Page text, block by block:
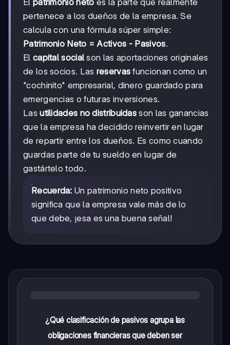
El patrimonio neto es la parte que realmente
pertenece a los dueños de la empresa. Se
calcula con una fórmula súper simple:
Patrimonio Neto = Activos - Pasivos.
El capital social son las aportaciones originales
de los socios. Las reservas funcionan como un
"cochinito" empresarial, dinero guardado para
emergencias o futuras inversiones.
Lasutilidades no distribuidas son las ganancias
que la empresa ha decidido reinvertir en lugar
de repartir entre los dueños. Es como cuando
guardas parte de tu sueldo en lugar de
gastártelo todo.
Recuerda: Un patrimonio neto positivo
significa que la empresa vale más de lo
que debe, ¡esa es una buena señal!
¿Qué clasificación de pasivos agrupa las
obligaciones financieras que deben ser